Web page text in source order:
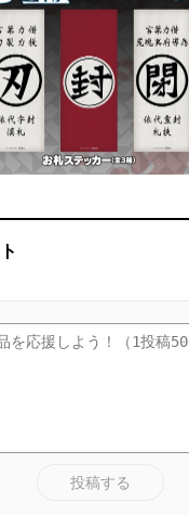
投稿する